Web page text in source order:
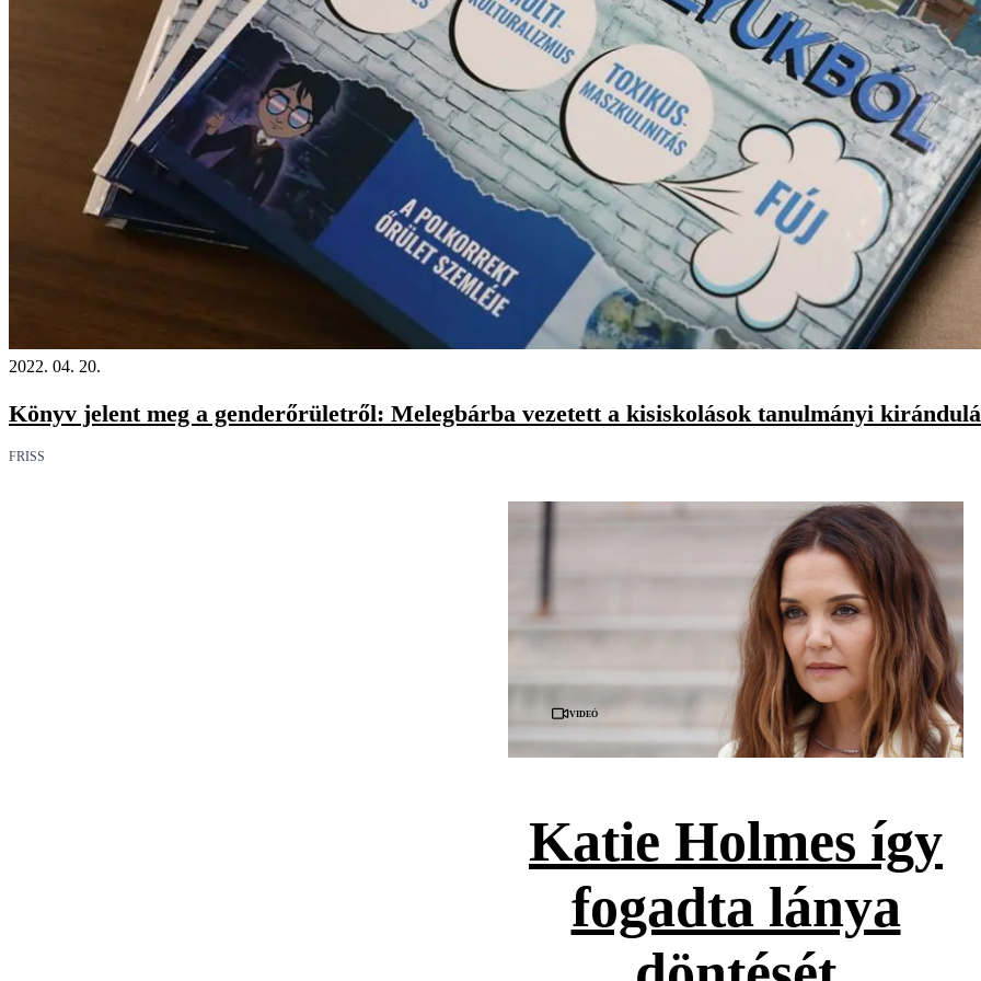
2022. 04. 20.
Könyv jelent meg a genderőrületről: Melegbárba vezetett a kisiskolások tanulmányi
FRISS
Videó
Katie Holmes így
fogadta lánya